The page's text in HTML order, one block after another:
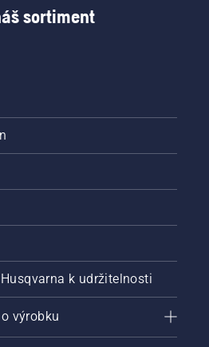
sortiment
k udržitelnosti
výrobku